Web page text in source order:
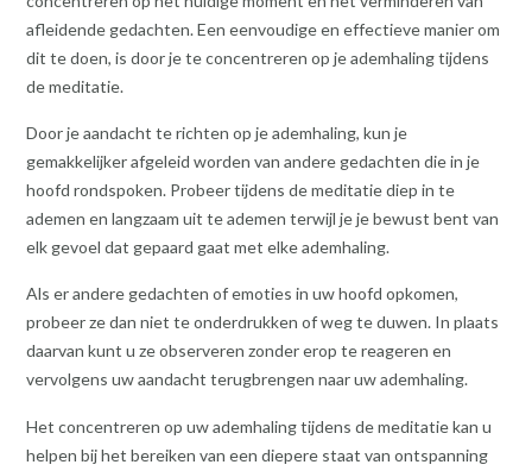
afleidende gedachten. Een eenvoudige en effectieve manier om
dit te doen, is door je te concentreren op je ademhaling tijdens
de meditatie.
Door je aandacht te richten op je ademhaling, kun je
gemakkelijker afgeleid worden van andere gedachten die in je
hoofd rondspoken. Probeer tijdens de meditatie diep in te
ademen en langzaam uit te ademen terwijl je je bewust bent van
elk gevoel dat gepaard gaat met elke ademhaling.
Als er andere gedachten of emoties in uw hoofd opkomen,
probeer ze dan niet te onderdrukken of weg te duwen. In plaats
daarvan kunt u ze observeren zonder erop te reageren en
vervolgens uw aandacht terugbrengen naar uw ademhaling.
Het concentreren op uw ademhaling tijdens de meditatie kan u
helpen bij het bereiken van een diepere staat van ontspanning